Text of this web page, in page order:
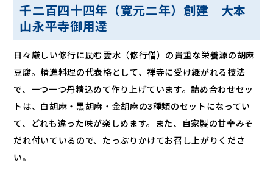
千二百四十四年（寛元二年）創建 大本
山永平寺御用達
日々厳しい修行に励む雲水（修行僧）の貴重な栄養源の胡麻
豆腐。精進料理の代表格として、禅寺に受け継がれる技法
で、一つ一つ丹精込めて作り上げています。詰め合わせセッ
トは、白胡麻・黒胡麻・金胡麻の3種類のセットになってい
て、どれも違った味が楽しめます。また、自家製の甘辛みそ
だれ付いているので、たっぷりかけてお召し上がりくださ
い。